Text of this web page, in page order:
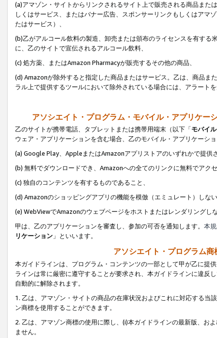
(a)アマゾン・サイトからリンクされるサイト上で販売される商品ま
しくはサービス、またはバナー広告、スポンサーリンクもしくはアマ
たはサービス）、
(b)乙がアルコール飲料の製造、卸売または頒布のライセンスを有す
に、乙のサイトで宣伝されるアルコール飲料、
(c) 処方薬、またはAmazon Pharmacyが販売するその他の商品、
(d) Amazonが除外すると指定した商品またはサービス。乙は、商品ま
ラル上で提供するツールにおいて除外されている場合には、アラート
アソシエイト・プログラム・モバイル・アプリケー
乙のサイトが携帯電話、タブレットまたは携帯用端末（以下「モバイ
ウェア・アプリケーションを含む場合、乙のモバイル・アプリケーシ
(a) Google Play、AppleまたはAmazonアプリストアのいずれかで提供
(b) 無料でダウンロードでき、Amazonへの全てのリンクに無料でアク
(c) 独自のコンテンツを有するものであること、
(d) Amazonのショッピングアプリの機能を模倣（エミュレート）しな
(e) WebViewでAmazonのウェブページをホストまたはレンダリングし
甲は、乙のアプリケーションを審査し、参加の可否を通知します。 本
リケーション 」といいます。
アソシエイト・プログラム
本ガイドラインは、プログラム・コンテンツの一部として甲が乙に提
ラインは常に厳密に遵守することが要求され、本ガイドラインに違反
自動的に解除されます。
1. 乙は、アマゾン・サイトの商品の在庫状況およびこれに対応する
ン商標を使用することができます。
2. 乙は、アマゾン商標の使用に際し、(i)本ガイドラインの最新版、お
ません。